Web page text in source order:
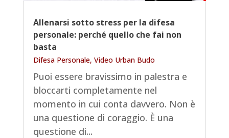
Allenarsi sotto stress per la difesa
personale: perché quello che fai non
basta
Difesa Personale, Video Urban Budo
Puoi essere bravissimo in palestra e
bloccarti completamente nel
momento in cui conta davvero. Non è
una questione di coraggio. È una
questione di...